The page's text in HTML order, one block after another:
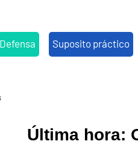
Defensa Suposito práctico
Última hora: